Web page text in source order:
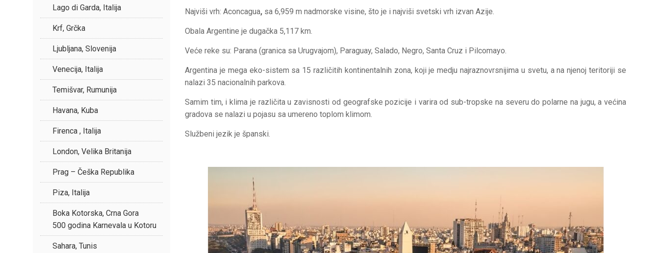
Najviši vrh: Aconcagua, sa 6,959 m nadmorske visine, što je i najviši svetski vrh izvan Azije.
Obala Argentine je dugačka 5,117 km.
Veće reke su: Parana (granica sa Urugvajom), Paraguay, Salado, Negro, Santa Cruz i Pilcomayo.
Argentina je mega eko-sistem sa 15 različitih kontinentalnih zona, koji je medju najraznovrsnijima u svetu, a na njenoj teritoriji se
nalazi 35 nacionalnih parkova.
Samim tim, i klima je različita u zavisnosti od geografske pozicije i varira od sub-tropske na severu do polarne na jugu, a većina
gradova se nalazi u pojasu sa umereno toplom klimom.
Službeni jezik je španski.
Lago di Garda, Italija
Krf, Grčka
Ljubljana, Slovenija
Venecija, Italija
Temišvar, Rumunija
Havana, Kuba
Firenca , Italija
London, Velika Britanija
Prag – Češka Republika
Piza, Italija
Boka Kotorska, Crna Gora
500 godina Karnevala u Kotoru
Sahara, Tunis